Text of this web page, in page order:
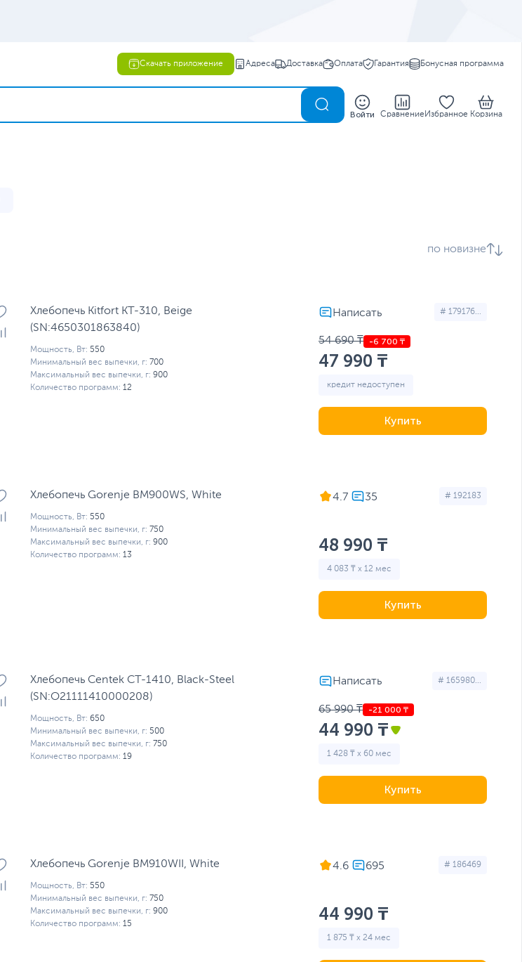
Скачать приложение Адреса Доставка Оплата Гарантия Бонусная программа
Войти Сравнение Избранное Корзина
по новизне
Хлебопечь Kitfort КТ-310, Beige
(SN:4650301863840)
Мощность, Вт: 550
Минимальный вес выпечки, г: 700
Максимальный вес выпечки, г: 900
Количество программ: 12
# 179176...
54 690 ₸
47 990 ₸
кредит недоступен
Купить
Хлебопечь Gorenje BM900WS, White
Мощность, Вт: 550
Минимальный вес выпечки, г: 750
Максимальный вес выпечки, г: 900
Количество программ: 13
4.7 # 192183
48 990 ₸
4 083 ₸ x 12 мес
Купить
Хлебопечь Centek CT-1410, Black-Steel
(SN:O21111410000208)
Мощность, Вт: 650
Минимальный вес выпечки, г: 500
Максимальный вес выпечки, г: 750
Количество программ: 19
# 165980...
65 990 ₸
44 990 ₸
1 428 ₸ x 60 мес
Купить
Хлебопечь Gorenje BM910WII, White
Мощность, Вт: 550
Минимальный вес выпечки, г: 750
Максимальный вес выпечки, г: 900
Количество программ: 15
4.6 # 186469
44 990 ₸
1 875 ₸ x 24 мес